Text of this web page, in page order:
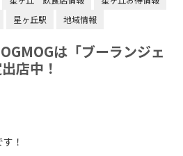
星ヶ丘駅 地域情報
は「ブーランジェ
店中！
！